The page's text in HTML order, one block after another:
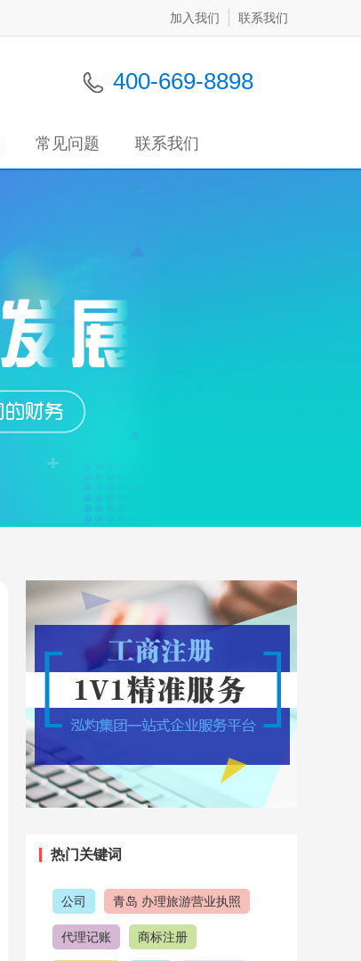
加入我们 联系我们
400-669-8898
常见问题 联系我们
热门关键词
公司 青岛 办理旅游营业执照
代理记账 商标注册